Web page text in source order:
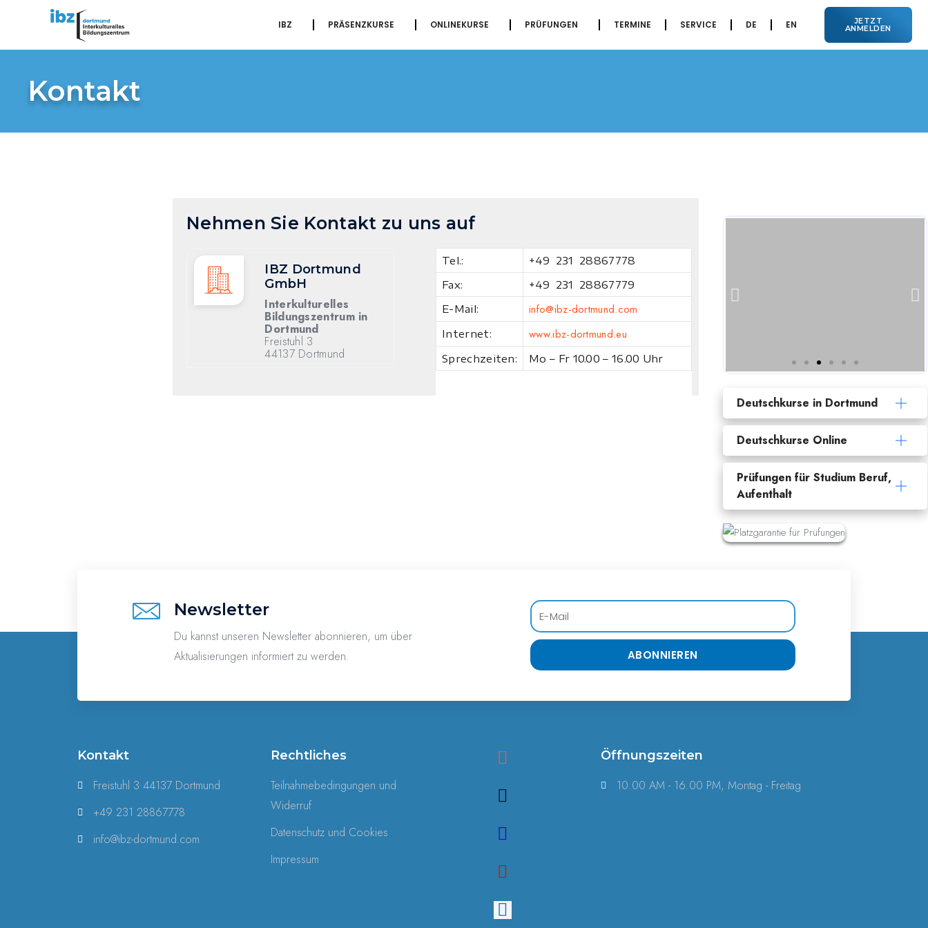
IBZ PRÄSENZKURSE ONLINEKURSE PRÜFUNGEN TERMINE SERVICE DE EN JETZT
ANMELDEN
Kontakt
Nehmen Sie Kontakt zu uns auf
IBZ Dortmund
GmbH
Interkulturelles
Bildungszentrum in
Dortmund
Freistuhl 3
44137 Dortmund
Tel.:
+49 231 28867778
Fax:
+49 231 28867779
E-Mail:
info@ibz-dortmund.com
Internet: www.ibz-dortmund.eu
Sprechzeiten: Mo – Fr 10.00 – 16.00 Uhr
Deutschkurse in Dortmund
Deutschkurse Online
Prüfungen für Studium Beruf,
Aufenthalt
Newsletter
Du kannst unseren Newsletter abonnieren, um über
Aktualisierungen informiert zu werden.
ABONNIEREN
Kontakt
Freistuhl 3 44137 Dortmund
+49 231 28867778
info@ibz-dortmund.com
Rechtliches
Teilnahmebedingungen und
Widerruf
Datenschutz und Cookies
Impressum
Öffnungszeiten
10.00 AM - 16.00 PM, Montag - Freitag